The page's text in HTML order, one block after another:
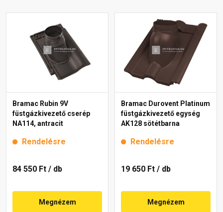
Bramac Rubin 9V
füstgázkivezető cserép
NA114, antracit
Rendelésre
84 550 Ft / db
Megnézem
Bramac Durovent Platinum
füstgázkivezető egység
AK128 sötétbarna
Rendelésre
19 650 Ft / db
Megnézem